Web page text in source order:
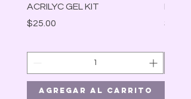
ACRILYC GEL KIT
Precio
$25.00
Agregar al carrito
Precio
$30.00